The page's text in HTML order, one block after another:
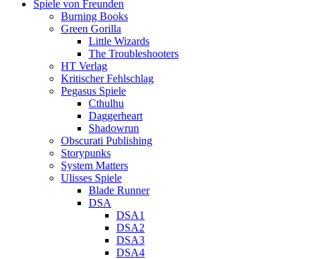
Spiele von Freunden
Burning Books
Green Gorilla
Little Wizards
The Troubleshooters
HT Verlag
Kritischer Fehlschlag
Pegasus Spiele
Cthulhu
Daggerheart
Shadowrun
Obscurati Publishing
Storypunks
System Matters
Ulisses Spiele
Blade Runner
DSA
DSA1
DSA2
DSA3
DSA4